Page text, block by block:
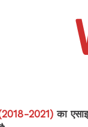
2021)का